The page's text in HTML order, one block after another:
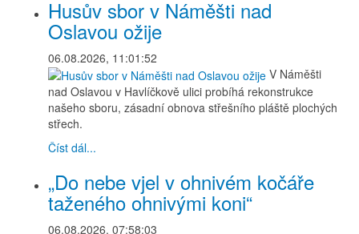
Husův sbor v Náměšti nad
Oslavou ožije
06.08.2026, 11:01:52
V Náměšti
nad Oslavou v Havlíčkově ulici probíhá rekonstrukce
našeho sboru, zásadní obnova střešního pláště plochých
střech.
Číst dál...
„Do nebe vjel v ohnivém kočáře
taženého ohnivými koni“
06.08.2026, 07:58:03